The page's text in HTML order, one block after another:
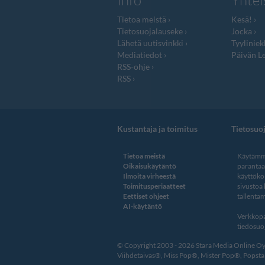
Tietoa meistä
Tietosuojalauseke
Lähetä uutisvinkki
Mediatiedot
RSS-ohje
RSS
Kesä!
Jocka
Päivän
Kustantaja ja toimitus
Tietoa meistä
Oikaisukäytäntö
Ilmoita virheestä
Toimitusperiaatteet
Eettiset ohjeet
AI-käytäntö
sivustoa
© Copyright 2003 - 2026 Stara Media Online
Viihdetaivas®, Miss Pop®, Mister Pop®,